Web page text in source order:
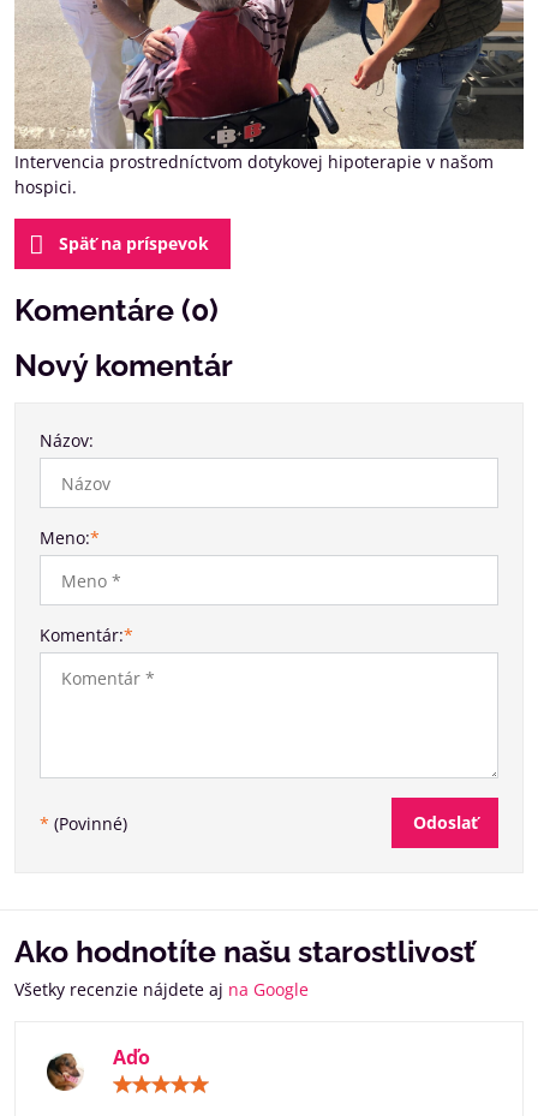
Intervencia prostredníctvom dotykovej hipoterapie v našom
hospici.
Späť na príspevok
Komentáre (0)
Nový komentár
Názov:
Meno:*
Komentár:*
* (Povinné) Odoslať
Ako hodnotíte našu starostlivosť
Všetky recenzie nájdete aj na Google
Aďo